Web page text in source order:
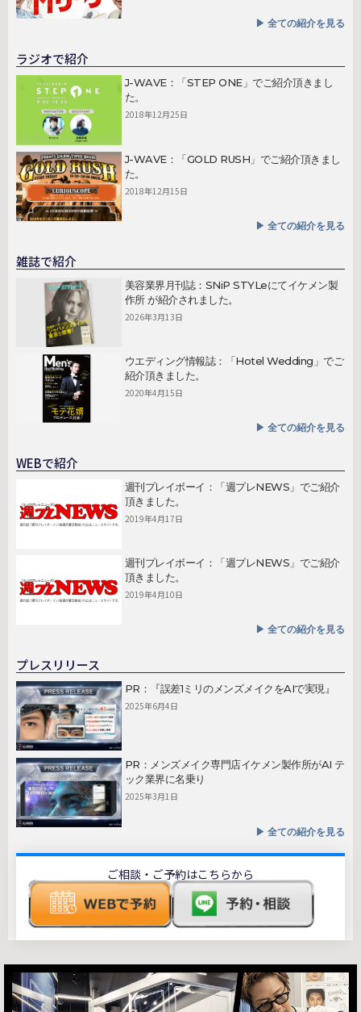
▶︎ 全ての紹介を見る
ラジオで紹介
J-WAVE：「STEP ONE」でご紹介頂きまし
た。
2018年12月25日
J-WAVE：「GOLD RUSH」でご紹介頂きまし
た。
2018年12月15日
▶︎ 全ての紹介を見る
雑誌で紹介
美容業界月刊誌：SNiP STYLeにてイケメン製
作所 が紹介されました。
2026年3月13日
ウエディング情報誌：「Hotel Wedding」でご
紹介頂きました。
2020年4月15日
▶︎ 全ての紹介を見る
WEBで紹介
週刊プレイボーイ：「週プレNEWS」でご紹介
頂きました。
2019年4月17日
週刊プレイボーイ：「週プレNEWS」でご紹介
頂きました。
2019年4月10日
▶︎ 全ての紹介を見る
プレスリリース
PR：『誤差1ミリのメンズメイクをAIで実現』
2025年6月4日
PR：メンズメイク専門店イケメン製作所がAI テ
ック業界に名乗り
2025年3月1日
▶︎ 全ての紹介を見る
ご相談・ご予約はこちらから